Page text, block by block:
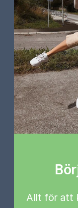
Allt för att